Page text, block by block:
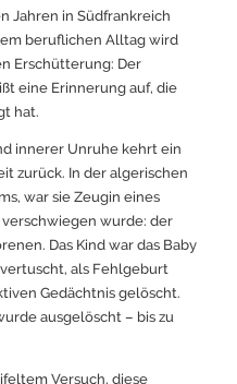
Jahren in Südfrankreich
beruflichen Alltag wird
Erschütterung: Der
eine Erinnerung auf, die
hat.
innerer Unruhe kehrt ein
zurück. In der algerischen
war sie Zeugin eines
verschwiegen wurde: der
Das Kind war das Baby
als Fehlgeburt
Gedächtnis gelöscht.
ausgelöscht – bis zu
Versuch, diese